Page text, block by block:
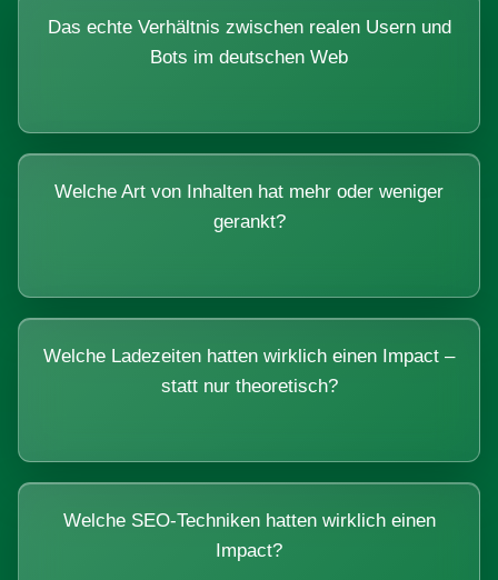
Das echte Verhältnis zwischen realen Usern und
Bots im deutschen Web
Welche Art von Inhalten hat mehr oder weniger
gerankt?
Welche Ladezeiten hatten wirklich einen Impact –
statt nur theoretisch?
Welche SEO-Techniken hatten wirklich einen
Impact?